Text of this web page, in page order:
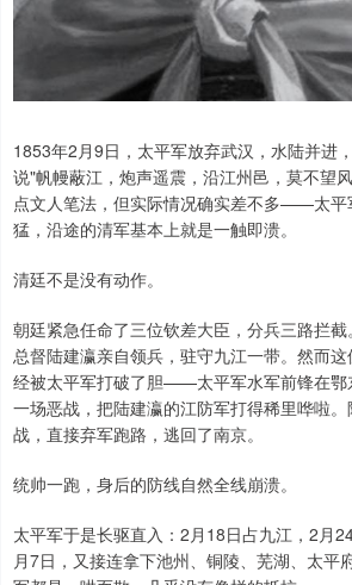
1853年2月9日，太平军放弃武汉，水陆并进
说"帆幔蔽江，炮声遥震，沿江州邑，莫不望
点文人笔法，但实际情况确实差不多——太平
猛，沿途的清军基本上就是一触即溃。
清廷不是没有动作。
朝廷紧急任命了三位钦差大臣，分兵三路拦
总督陆建瀛亲自领兵，驻守九江一带。然而
经被太平军打破了胆——太平军水军前锋在鄂
一场恶战，把陆建瀛的江防军打得稀里哗啦
战，直接弃军跑路，逃回了南京。
统帅一跑，身后的防线自然全线崩溃。
太平军于是长驱直入：2月18日占九江，2月
月7日，又接连拿下池州、铜陵、芜湖、太平